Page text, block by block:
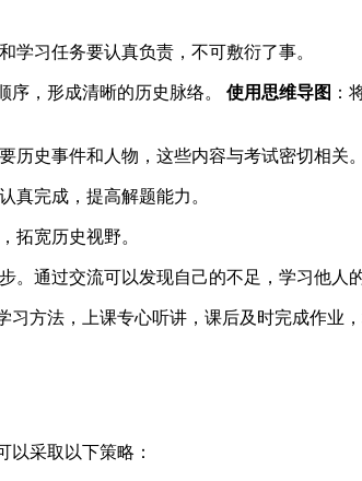
学习任务要认真负责，不可敷衍了事。
序，形成清晰的历史脉络。 使用思维导图 ：
史事件和人物，这些内容与考试密切相关
真完成，提高解题能力。
拓宽历史视野。
通过交流可以发现自己的不足，学习他人的
方法，上课专心听讲，课后及时完成作业
以采取以下策略：